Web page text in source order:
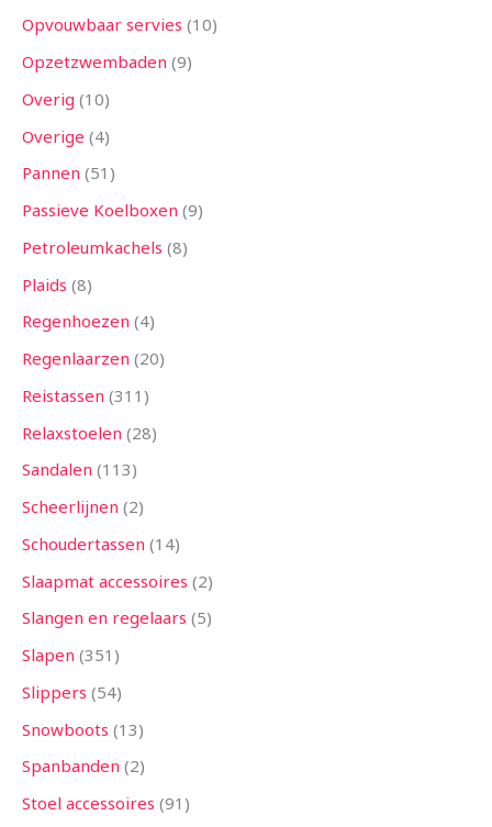
Opvouwbaar servies 10
Opzetzwembaden 9
Overig 10
Overige 4
Pannen 51
Passieve Koelboxen 9
Petroleumkachels 8
Plaids 8
Regenhoezen 4
Regenlaarzen 20
Reistassen 311
Relaxstoelen 28
Sandalen 113
Scheerlijnen 2
Schoudertassen 14
Slaapmat accessoires 2
Slangen en regelaars 5
Slapen 351
Slippers 54
Snowboots 13
Spanbanden 2
Stoel accessoires 91